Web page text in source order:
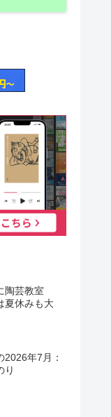
陶芸教室
夏休みも大
2026年7月：
り